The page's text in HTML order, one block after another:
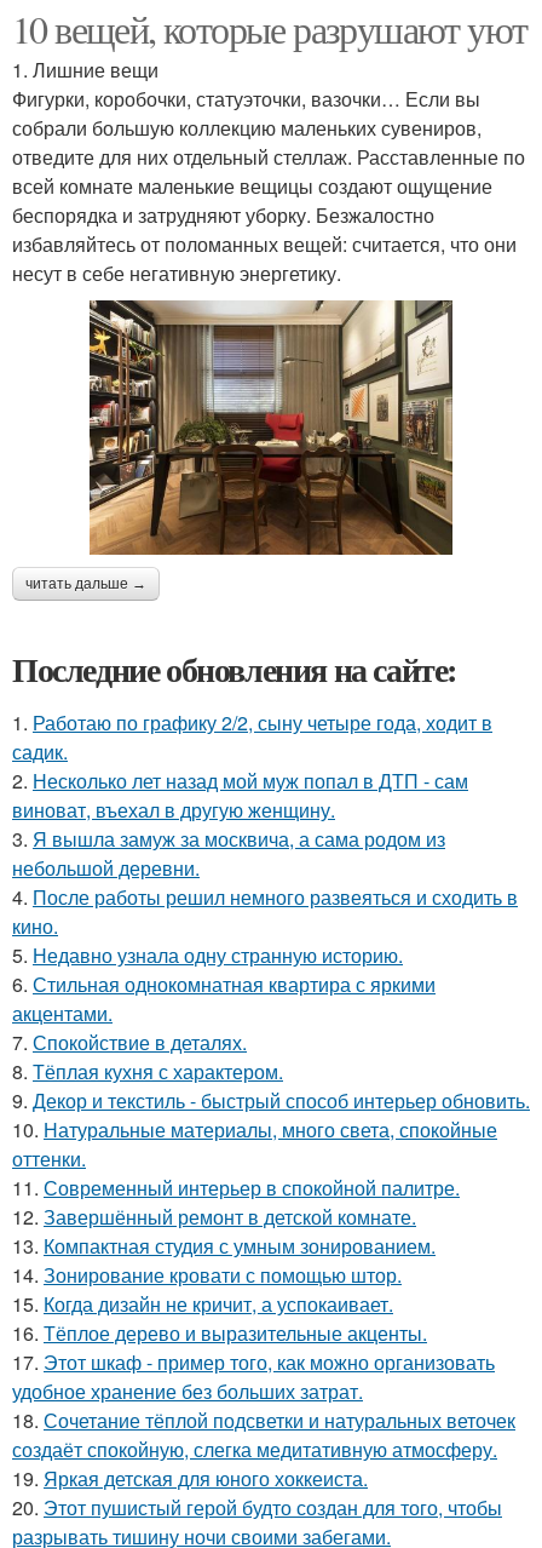
10 вещей, которые разрушают уют
1. Лишние вещи
Фигурки, коробочки, статуэточки, вазочки… Если вы
собрали большую коллекцию маленьких сувениров,
отведите для них отдельный стеллаж. Расставленные по
всей комнате маленькие вещицы создают ощущение
беспорядка и затрудняют уборку. Безжалостно
избавляйтесь от поломанных вещей: считается, что они
несут в себе негативную энергетику.
читать дальше →
Последние обновления на сайте:
1. Работаю по графику 2/2, сыну четыре года, ходит в
садик.
2. Несколько лет назад мой муж попал в ДТП - сам
виноват, въехал в другую женщину.
3. Я вышла замуж за москвича, а сама родом из
небольшой деревни.
4. После работы решил немного развеяться и сходить в
кино.
5. Недавно узнала одну странную историю.
6. Стильная однокомнатная квартира с яркими
акцентами.
7. Спокойствие в деталях.
8. Тёплая кухня с характером.
9. Декор и текстиль - быстрый способ интерьер обновить.
10. Натуральные материалы, много света, спокойные
оттенки.
11. Современный интерьер в спокойной палитре.
12. Завершённый ремонт в детской комнате.
13. Компактная студия с умным зонированием.
14. Зонирование кровати с помощью штор.
15. Когда дизайн не кричит, а успокаивает.
16. Тёплое дерево и выразительные акценты.
17. Этот шкаф - пример того, как можно организовать
удобное хранение без больших затрат.
18. Сочетание тёплой подсветки и натуральных веточек
создаёт спокойную, слегка медитативную атмосферу.
19. Яркая детская для юного хоккеиста.
20. Этот пушистый герой будто создан для того, чтобы
разрывать тишину ночи своими забегами.